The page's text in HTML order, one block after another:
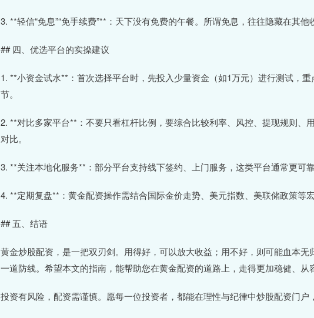
3. **轻信“免息”“免手续费”**：天下没有免费的午餐。所谓免息，往往隐藏在其
## 四、优选平台的实操建议
1. **小资金试水**：首次选择平台时，先投入少量资金（如1万元）进行测试，
节。
2. **对比多家平台**：不要只看杠杆比例，要综合比较利率、风控、提现规则、
对比。
3. **关注本地化服务**：部分平台支持线下签约、上门服务，这类平台通常更可靠
4. **定期复盘**：黄金配资操作需结合国际金价走势、美元指数、美联储政策等
## 五、结语
黄金炒股配资，是一把双刃剑。用得好，可以放大收益；用不好，则可能血本
一道防线。希望本文的指南，能帮助您在黄金配资的道路上，走得更加稳健、从
投资有风险，配资需谨慎。愿每一位投资者，都能在理性与纪律中炒股配资门户